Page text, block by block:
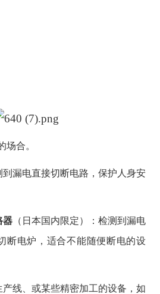
场合。
到漏电直接切断电路，保护人身安
器 （日本国内限定）：检测到漏电
断电炉，适合不能随便断电的设
线、或某些精密加工的设备，如